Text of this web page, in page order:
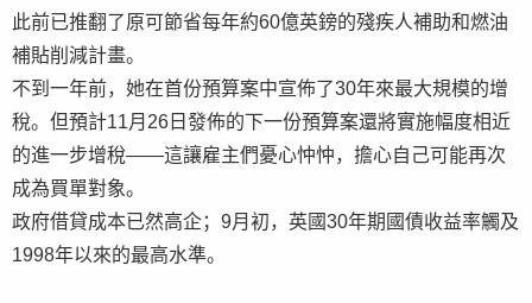
此前已推翻了原可節省每年約60億英鎊的殘疾人補助和燃油
補貼削減計畫。
不到一年前，她在首份預算案中宣佈了30年來最大規模的增
稅。但預計11月26日發佈的下一份預算案還將實施幅度相近
的進一步增稅——這讓雇主們憂心忡忡，擔心自己可能再次
成為買單對象。
政府借貸成本已然高企；9月初，英國30年期國債收益率觸及
1998年以來的最高水準。